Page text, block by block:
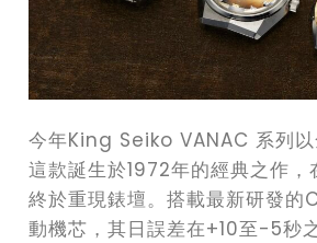
今年King Seiko VANAC 系列以
這款誕生於1972年的經典之作
終於重現錶壇。搭載最新研發
動機芯，其日誤差在+10至-5秒